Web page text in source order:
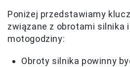
Poniżej przedstawiamy
związane z obrotami silnika
motogodziny:
Obroty silnika powinny